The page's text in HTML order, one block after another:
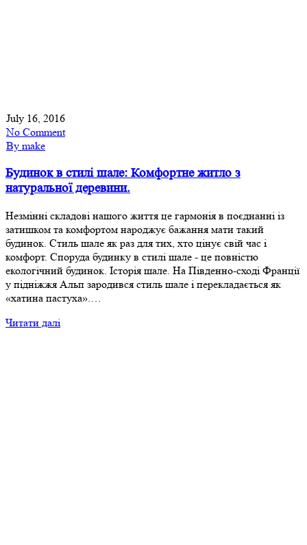
July 16, 2016
No Comment
By make
Будинок в стилі шале: Комфортне житло з
натуральної деревини.
Незмінні складові нашого життя це гармонія в поєднанні із
затишком та комфортом народжує бажання мати такий
будинок. Стиль шале як раз для тих, хто цінує свій час і
комфорт. Споруда будинку в стилі шале - це повністю
екологічний будинок. Історія шале. На Південно-сході Франції
у підніжжя Альп зародився стиль шале і перекладається як
«хатина пастуха».…
Читати далі